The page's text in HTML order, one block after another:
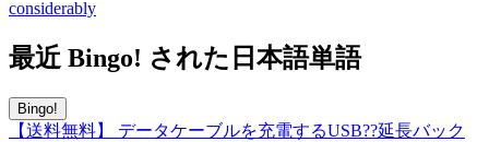
considerably
最近 Bingo! された日本語単語
Bingo!
【送料無料】 データケーブルを充電するUSB??延長バック